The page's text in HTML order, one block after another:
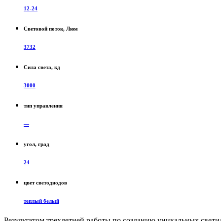
12-24
Световой поток, Люм
3732
Сила света, кд
3000
тип управления
—
угол, град
24
цвет светодиодов
теплый белый